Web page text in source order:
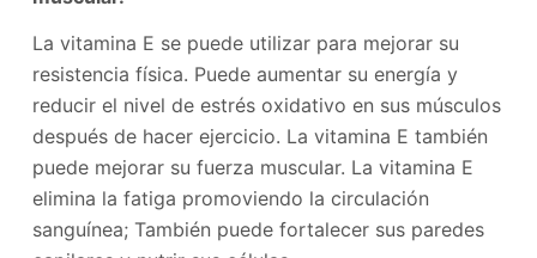
La vitamina E se puede utilizar para mejorar su
resistencia física. Puede aumentar su energía y
reducir el nivel de estrés oxidativo en sus músculos
después de hacer ejercicio. La vitamina E también
puede mejorar su fuerza muscular. La vitamina E
elimina la fatiga promoviendo la circulación
sanguínea; También puede fortalecer sus paredes